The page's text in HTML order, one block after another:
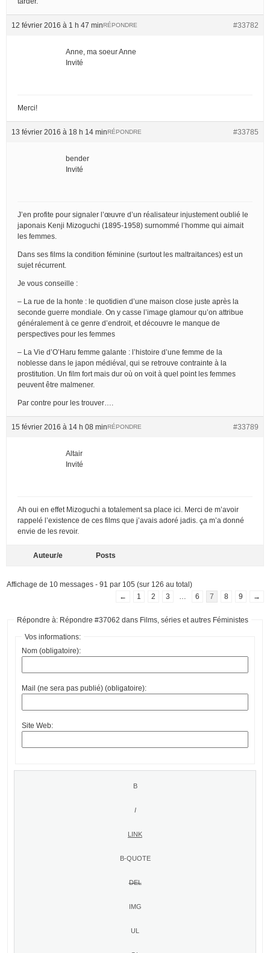
12 février 2016 à 1 h 47 min #33782
RÉPONDRE
Anne, ma soeur Anne
Invité
Merci!
13 février 2016 à 18 h 14 min #33785
RÉPONDRE
bender
Invité
J’en profite pour signaler l’œuvre d’un réalisateur injustement oublié le
japonais Kenji Mizoguchi (1895-1958) surnommé l’homme qui aimait
les femmes.
Dans ses films la condition féminine (surtout les maltraitances) est un
sujet récurrent.
Je vous conseille :
– La rue de la honte : le quotidien d’une maison close juste après la
seconde guerre mondiale. On y casse l’image glamour qu’on attribue
généralement à ce genre d’endroit, et découvre le manque de
perspectives pour les femmes
– La Vie d’O’Haru femme galante : l’histoire d’une femme de la
noblesse dans le japon médiéval, qui se retrouve contrainte à la
prostitution. Un film fort mais dur où on voit à quel point les femmes
peuvent être malmener.
Par contre pour les trouver….
15 février 2016 à 14 h 08 min #33789
RÉPONDRE
Altair
Invité
Ah oui en effet Mizoguchi a totalement sa place ici. Merci de m’avoir
rappelé l’existence de ces films que j’avais adoré jadis. ça m’a donné
envie de les revoir.
Auteur/e Posts
Affichage de 10 messages - 91 par 105 (sur 126 au total)
←
1 2 3 6 7 8 9 →
Répondre à: Répondre #37062 dans Films, séries et autres Féministes
Vos informations:
Nom (obligatoire):
Mail (ne sera pas publié) (obligatoire):
Site Web: